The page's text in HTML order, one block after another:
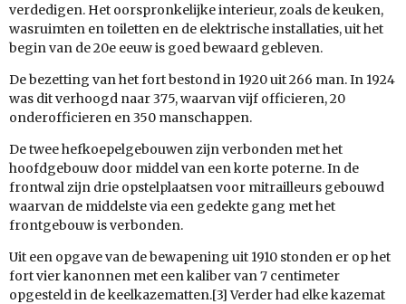
verdedigen. Het oorspronkelijke interieur, zoals de keuken,
wasruimten en toiletten en de elektrische installaties, uit het
begin van de 20e eeuw is goed bewaard gebleven.
De bezetting van het fort bestond in 1920 uit 266 man. In 1924
was dit verhoogd naar 375, waarvan vijf officieren, 20
onderofficieren en 350 manschappen.
De twee hefkoepelgebouwen zijn verbonden met het
hoofdgebouw door middel van een korte poterne. In de
frontwal zijn drie opstelplaatsen voor mitrailleurs gebouwd
waarvan de middelste via een gedekte gang met het
frontgebouw is verbonden.
Uit een opgave van de bewapening uit 1910 stonden er op het
fort vier kanonnen met een kaliber van 7 centimeter
opgesteld in de keelkazematten.[3] Verder had elke kazemat